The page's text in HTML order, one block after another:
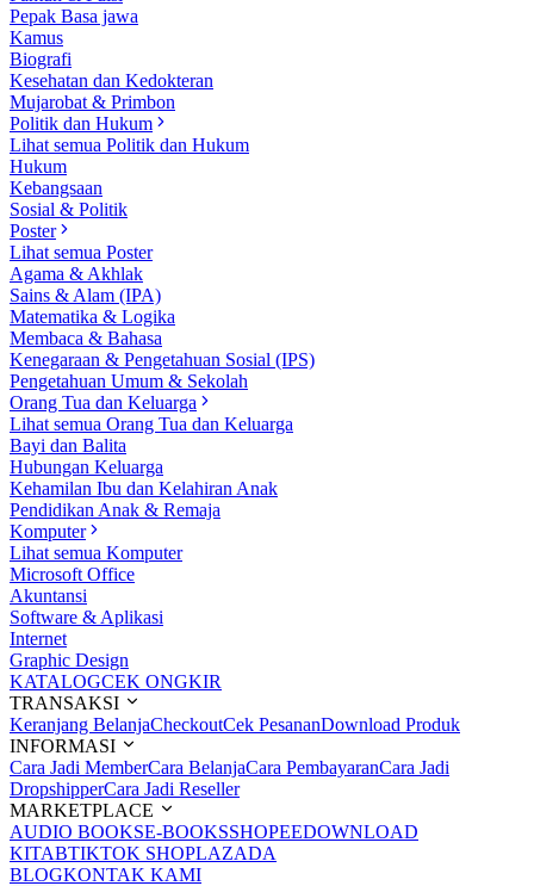
Pepak Basa jawa
Kamus
Biografi
Kesehatan dan Kedokteran
Mujarobat & Primbon
Politik dan Hukum
Lihat semua Politik dan Hukum
Hukum
Kebangsaan
Sosial & Politik
Poster
Lihat semua Poster
Agama & Akhlak
Sains & Alam (IPA)
Matematika & Logika
Membaca & Bahasa
Kenegaraan & Pengetahuan Sosial (IPS)
Pengetahuan Umum & Sekolah
Orang Tua dan Keluarga
Lihat semua Orang Tua dan Keluarga
Bayi dan Balita
Hubungan Keluarga
Kehamilan Ibu dan Kelahiran Anak
Pendidikan Anak & Remaja
Komputer
Lihat semua Komputer
Microsoft Office
Akuntansi
Software & Aplikasi
Internet
Graphic Design
KATALOGCEK ONGKIR
TRANSAKSI
Keranjang BelanjaCheckoutCek PesananDownload Produk
INFORMASI
Cara Jadi MemberCara BelanjaCara PembayaranCara Jadi
DropshipperCara Jadi Reseller
MARKETPLACE
AUDIO BOOKSE-BOOKSSHOPEEDOWNLOAD
KITABTIKTOK SHOPLAZADA
BLOGKONTAK KAMI